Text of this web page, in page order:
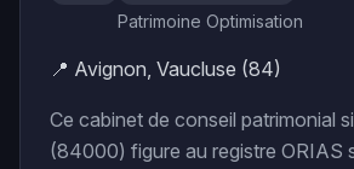
Patrimoine Optimisation
📍 Avignon, Vaucluse (84)
Ce cabinet de conseil patrimonial
(84000) figure au registre ORIAS